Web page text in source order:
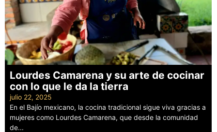
Lourdes Camarena y su arte de cocinar
con lo que le da la tierra
julio 22, 2025
En el Bajío mexicano, la cocina tradicional sigue viva gracias a
mujeres como Lourdes Camarena, que desde la comunidad
de...